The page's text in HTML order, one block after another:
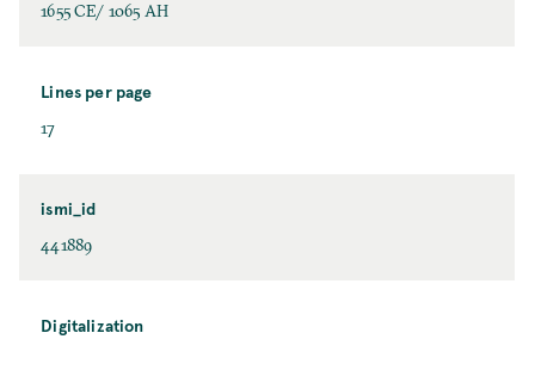
1655 CE/ 1065 AH
Lines per page
17
ismi_id
441889
Digitalization